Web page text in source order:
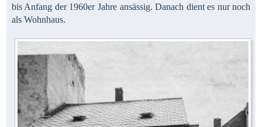
bis Anfang der 1960er Jahre ansässig. Danach dient es nur noch
als Wohnhaus.